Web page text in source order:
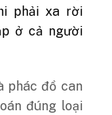
phải xa rời
ở cả người
phác đồ can
đúng loại